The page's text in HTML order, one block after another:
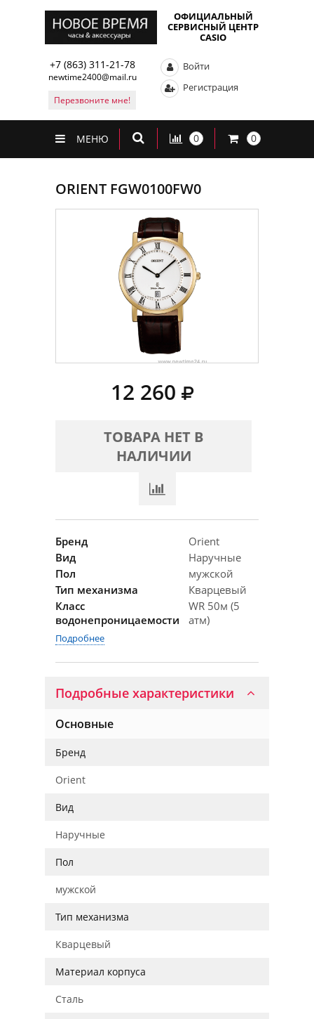
ОФИЦИАЛЬНЫЙ
СЕРВИСНЫЙ ЦЕНТР
CASIO
+7 (863) 311-21-78
newtime2400@mail.ru
Перезвоните мне!
Войти
Регистрация
МЕНЮ 0 0
ORIENT FGW0100FW0
12 260
ТОВАРА НЕТ В
НАЛИЧИИ
Бренд
Orient
Вид
Наручные
Пол
мужской
Тип механизма
Кварцевый
Класс
водонепроницаемости
WR 50м (5
атм)
Подробнее
Подробные характеристики
Основные
Бренд
Orient
Вид
Наручные
Пол
мужской
Тип механизма
Кварцевый
Материал корпуса
Сталь